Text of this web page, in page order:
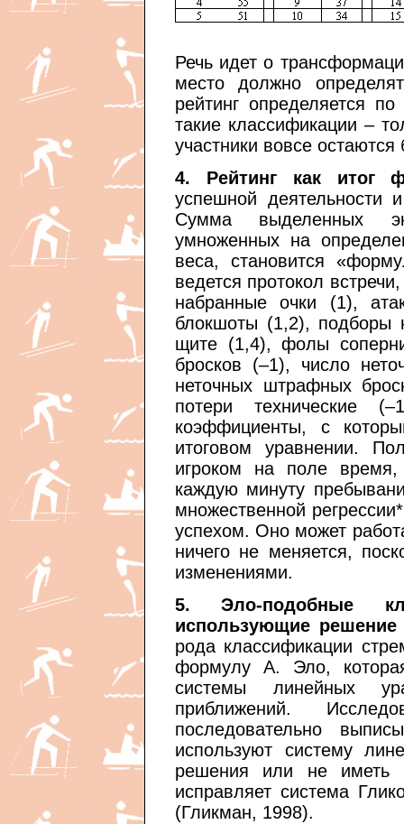
Речь идет о
место должно
рейтинг определяется
такие классификации –
участники вовсе остаются
4. Рейтинг как итог
успешной деятельности
Сумма выделенных
умноженных на
веса, становится
ведется протокол
набранные очки (1),
блокшоты (1,2),
щите (1,4), фолы
бросков (–1), число
неточных штрафных
потери технические
коэффициенты, с
итоговом уравнении.
игроком на поле
каждую минуту
множественной
успехом. Оно может
ничего не меняется,
изменениями.
5. Эло-подобные
использующие
рода классификации
формулу А. Эло,
системы линейных
приближений.
последовательно
используют систему
решения или не иметь
исправляет система
(Гликман, 1998).